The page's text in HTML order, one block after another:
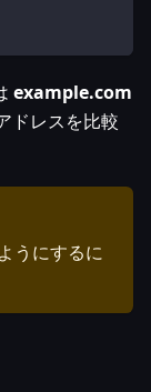
example.com
ドレスを比較
うにするに